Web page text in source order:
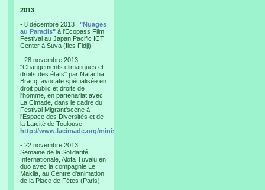
2013
- 8 décembre 2013 : "Nuages
au Paradis" à l'Ecopass Film
Festival au Japan Pacific ICT
Center à Suva (Iles Fidji)
- 28 novembre 2013 :
"Changements climatiques et
droits des états" par Natacha
Bracq, avocate spécialisée en
droit public et droits de
l'homme, en partenariat avec
La Cimade, dans le cadre du
Festival Migrant'scène à
l'Espace des Diversités et de
la Laïcité de Toulouse.
http://www.lacimade.org/minisites/migrantscene
- 22 novembre 2013 :
Semaine de la Solidarité
Internationale, Alofa Tuvalu en
duo avec la compagnie Le
Makila, au Centre d'animation
de la Place de Fêtes (Paris)